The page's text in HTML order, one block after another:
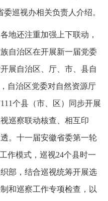
巡视办相关负责人介绍。
地还注重加强上下联动，
自治区在开展新一届党委
展自治区、厅、市、县自
自治区党委对自然资源厅
个县（市、区）同步开展
巡察联动核查、相互印
。十一届安徽省委第一轮
作模式，巡视24个县时一
部，结合巡视统筹开展选
和巡察工作专项检查，以